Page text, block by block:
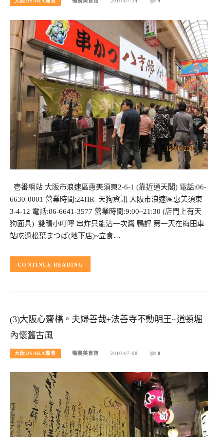
壱番網站 大阪市浪速區惠美須東2-6-1 (靠近通天閣) 電話:06-
6630-0001 營業時間:24HR 天狗資訊 大阪市浪速區惠美須東
3-4-12 電話:06-6641-3577 營業時間:9:00~21:30 (店門上有天
狗面具) 雙鴨小叮嚀 串炸只能沾一次醬 鴨評 第一天在梅田車
站吃過松葉まつば(地下店)~立食…
CONTINUE READING
(3)大阪心齋橋。夫婦善哉+法善寺不動明王~道頓堀
內懷舊古風
大阪OSAKA爆食 鴨鴨美食館 2010-07-08 8